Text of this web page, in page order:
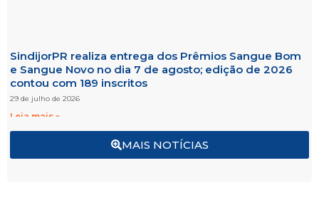
MAIS NOTÍCIAS
SindijorPR realiza entrega dos Prêmios Sangue Bom
e Sangue Novo no dia 7 de agosto; edição de 2026
contou com 189 inscritos
29 de julho de 2026
Leia mais »